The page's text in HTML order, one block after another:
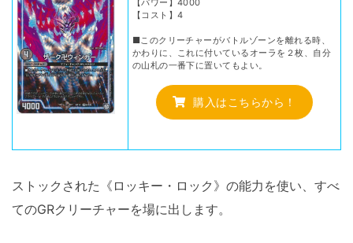
【コスト】4
■このクリーチャーがバトルゾーンを離れる時、
かわりに、これに付いているオーラを２枚、自分
の山札の一番下に置いてもよい。
購入はこちらから！
ストックされた《ロッキー・ロック》の能力を使い、すべ
てのGRクリーチャーを場に出します。